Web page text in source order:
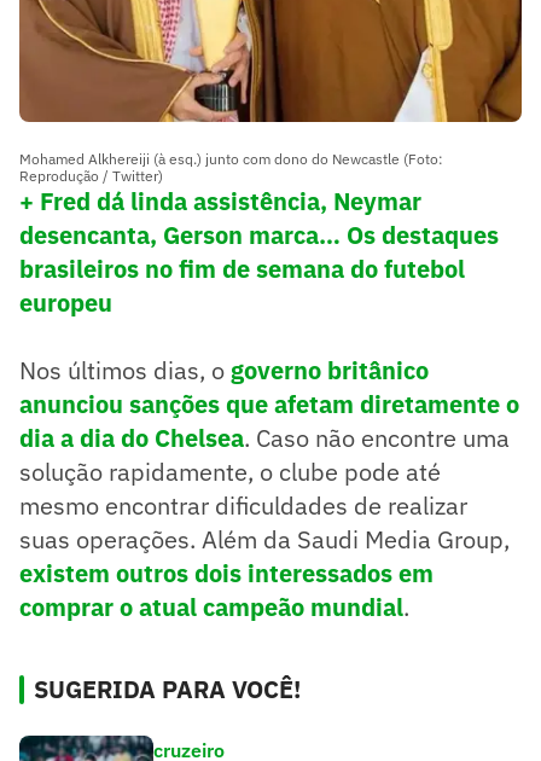
Mohamed Alkhereiji (à esq.) junto com dono do Newcastle (Foto:
Reprodução / Twitter)
+ Fred dá linda assistência, Neymar
desencanta, Gerson marca… Os destaques
brasileiros no fim de semana do futebol
europeu
Nos últimos dias, o governo britânico
anunciou sanções que afetam diretamente o
dia a dia do Chelsea. Caso não encontre uma
solução rapidamente, o clube pode até
mesmo encontrar dificuldades de realizar
suas operações. Além da Saudi Media Group,
existem outros dois interessados em
comprar o atual campeão mundial.
SUGERIDA PARA VOCÊ!
cruzeiro